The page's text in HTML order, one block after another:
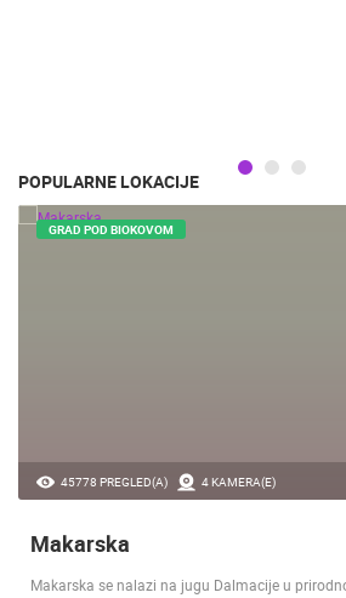
POPULARNE LOKACIJE
45778 PREGLED(A) 4 KAMERA(E)
GRAD POD BIOKOVOM
Makarska
Makarska se nalazi na jugu Dalmacije u